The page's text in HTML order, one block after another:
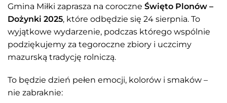
Gmina Miłki zaprasza na coroczne Święto Plonów –
Dożynki 2025, które odbędzie się 24 sierpnia. To
wyjątkowe wydarzenie, podczas którego wspólnie
podziękujemy za tegoroczne zbiory i uczcimy
mazurską tradycję rolniczą.
To będzie dzień pełen emocji, kolorów i smaków –
nie zabraknie: